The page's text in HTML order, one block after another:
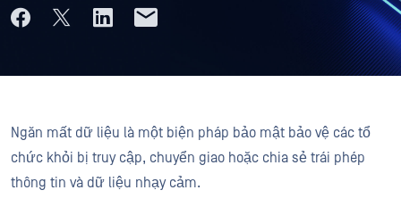
Ngăn mất dữ liệu là một biện pháp bảo mật bảo vệ các tổ
chức khỏi bị truy cập, chuyển giao hoặc chia sẻ trái phép
thông tin và dữ liệu nhạy cảm.